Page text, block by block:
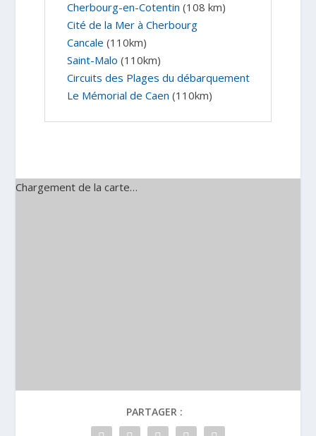
Cherbourg-en-Cotentin (108 km)
Cité de la Mer à Cherbourg
Cancale (110km)
Saint-Malo (110km)
Circuits des Plages du débarquement
Le Mémorial de Caen (110km)
Chargement de la carte…
PARTAGER :